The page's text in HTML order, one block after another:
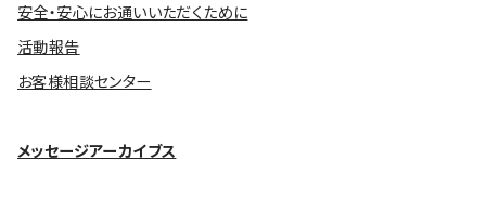
安全・安心にお通いいただくために
活動報告
お客様相談センター
メッセージアーカイブス